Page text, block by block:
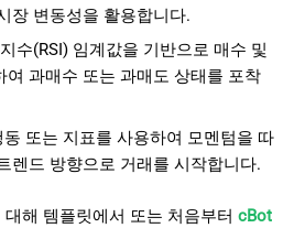
장 변동성을 활용합니다.
수(RSI) 임계값을 기반으로 매수 및
여 과매수 또는 과매도 상태를 포착
또는 지표를 사용하여 모멘텀을 따
렌드 방향으로 거래를 시작합니다.
해 템플릿에서 또는 처음부터 cBot